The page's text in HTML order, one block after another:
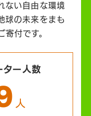
ない自由な環境
球の未来をまも
寄付です。
ー人数
人